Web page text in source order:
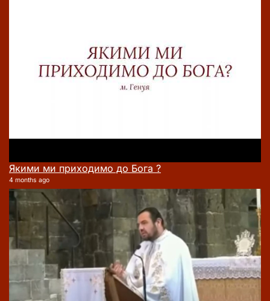
Якими ми приходимо до Бога ?
4 months ago